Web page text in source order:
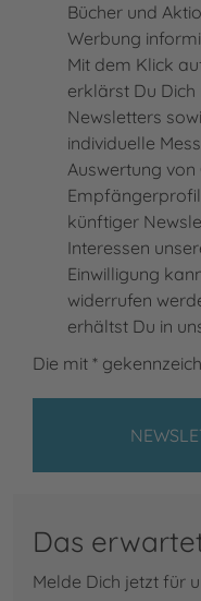
Bücher und
Werbung
Mit dem Klick
erklärst Du
Newsletters
individuelle
Auswertung
künftiger
Interessen
Einwilligung
widerrufen
erhältst Du in
Die mit *
Das
Melde Dich jetzt für